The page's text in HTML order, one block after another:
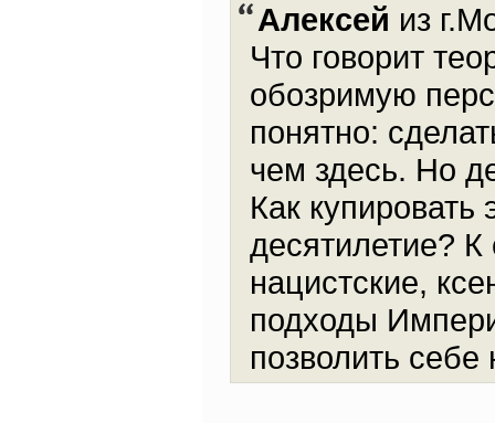
Алексей из
Что говорит
обозримую
понятно:
чем здесь. Но
Как
десятилетие?
нацистские,
подходы
позволить